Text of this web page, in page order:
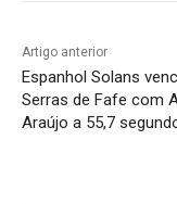
Artigo anterior
Espanhol Solans
Serras de Fafe com
Araújo a 55,7